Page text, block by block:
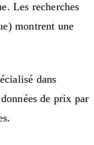
Les recherches
montrent une
dans
de prix par